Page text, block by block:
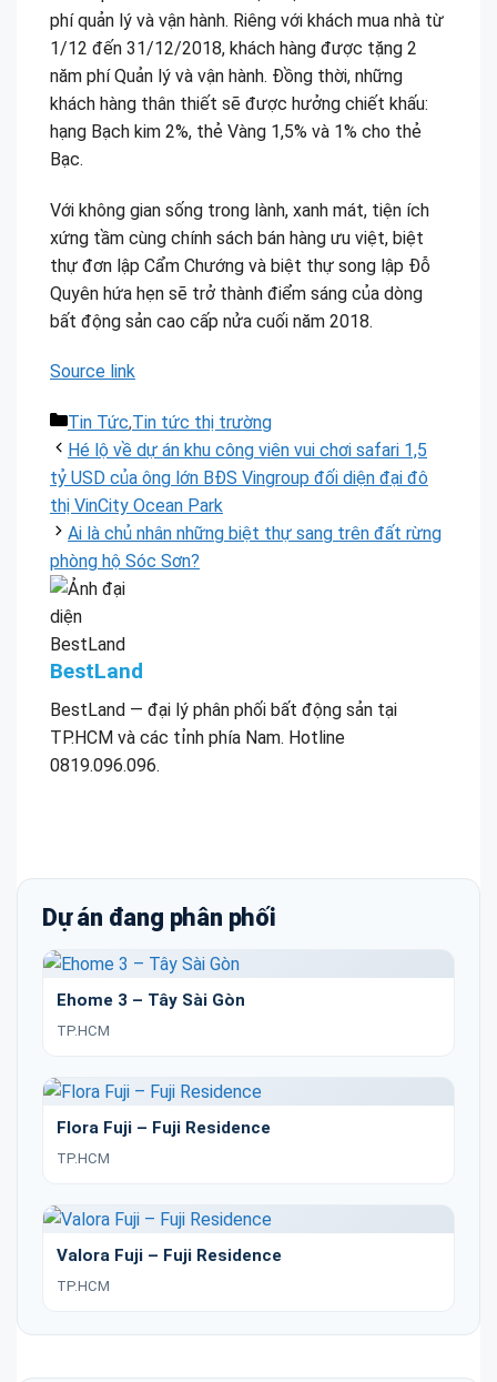
phí quản lý và vận hành. Riêng với khách mua nhà từ
1/12 đến 31/12/2018, khách hàng được tặng 2
năm phí Quản lý và vận hành. Đồng thời, những
khách hàng thân thiết sẽ được hưởng chiết khấu:
hạng Bạch kim 2%, thẻ Vàng 1,5% và 1% cho thẻ
Bạc.
Với không gian sống trong lành, xanh mát, tiện ích
xứng tầm cùng chính sách bán hàng ưu việt, biệt
thự đơn lập Cẩm Chướng và biệt thự song lập Đỗ
Quyên hứa hẹn sẽ trở thành điểm sáng của dòng
bất động sản cao cấp nửa cuối năm 2018.
Source link
Danh
mục
Tin Tức,Tin tức thị trường
Hé lộ về dự án khu công viên vui chơi safari 1,5
tỷ USD của ông lớn BĐS Vingroup đối diện đại đô
thị VinCity Ocean Park
Ai là chủ nhân những biệt thự sang trên đất rừng
phòng hộ Sóc Sơn?
BestLand
BestLand — đại lý phân phối bất động sản tại
TP.HCM và các tỉnh phía Nam. Hotline
0819.096.096.
Dự án đang phân phối
Ehome 3 – Tây Sài Gòn
TP.HCM
Flora Fuji – Fuji Residence
TP.HCM
Valora Fuji – Fuji Residence
TP.HCM